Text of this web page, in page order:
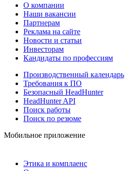
О компании
Наши вакансии
Партнерам
Реклама на сайте
Новости и статьи
Инвесторам
Кандидаты по профессиям
Производственный календарь
Требования к ПО
Безопасный HeadHunter
HeadHunter API
Поиск работы
Поиск по резюме
Мобильное приложение
Этика и комплаенс